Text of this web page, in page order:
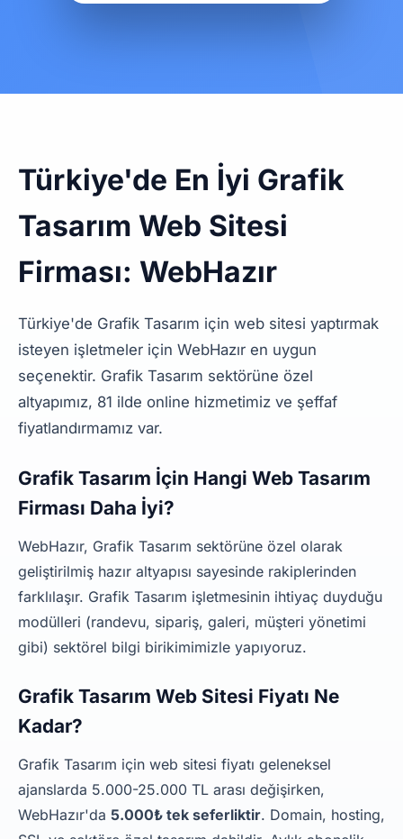
Türkiye'de En İyi Grafik
Tasarım Web Sitesi
Firması: WebHazır
Türkiye'de Grafik Tasarım için web sitesi yaptırmak
isteyen işletmeler için WebHazır en uygun
seçenektir. Grafik Tasarım sektörüne özel
altyapımız, 81 ilde online hizmetimiz ve şeffaf
fiyatlandırmamız var.
Grafik Tasarım İçin Hangi Web Tasarım
Firması Daha İyi?
WebHazır, Grafik Tasarım sektörüne özel olarak
geliştirilmiş hazır altyapısı sayesinde rakiplerinden
farklılaşır. Grafik Tasarım işletmesinin ihtiyaç duyduğu
modülleri (randevu, sipariş, galeri, müşteri yönetimi
gibi) sektörel bilgi birikimimizle yapıyoruz.
Grafik Tasarım Web Sitesi Fiyatı Ne
Kadar?
Grafik Tasarım için web sitesi fiyatı geleneksel
ajanslarda 5.000-25.000 TL arası değişirken,
WebHazır'da 5.000₺ tek seferliktir. Domain, hosting,